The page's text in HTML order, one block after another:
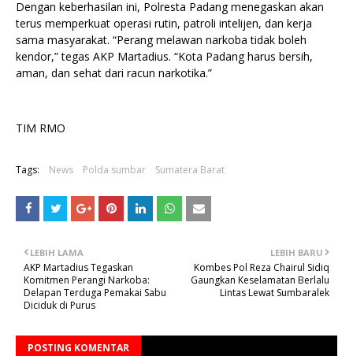
Dengan keberhasilan ini, Polresta Padang menegaskan akan
terus memperkuat operasi rutin, patroli intelijen, dan kerja
sama masyarakat. “Perang melawan narkoba tidak boleh
kendor,” tegas AKP Martadius. “Kota Padang harus bersih,
aman, dan sehat dari racun narkotika.”
TIM RMO
Tags: News Polda sumbar Sumatera Barat
LEBIH BARU
Kombes Pol Reza Chairul Sidiq
Gaungkan Keselamatan Berlalu
Lintas Lewat Sumbaralek
LEBIH LAMA
AKP Martadius Tegaskan
Komitmen Perangi Narkoba:
Delapan Terduga Pemakai Sabu
Diciduk di Purus
POSTING KOMENTAR